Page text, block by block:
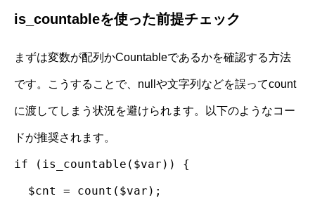
is_countableを使った前提チェック
まずは変数が配列かCountableであるかを確認する方法
です。こうすることで、nullや文字列などを誤ってcount
に渡してしまう状況を避けられます。以下のようなコー
ドが推奨されます。
if (is_countable($var)) {
$cnt = count($var);